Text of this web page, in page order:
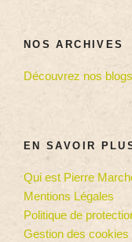
NOS ARCHIVES
Découvrez nos
EN SAVOIR
Qui est Pierre
Mentions Légales
Politique de
Gestion des cookies